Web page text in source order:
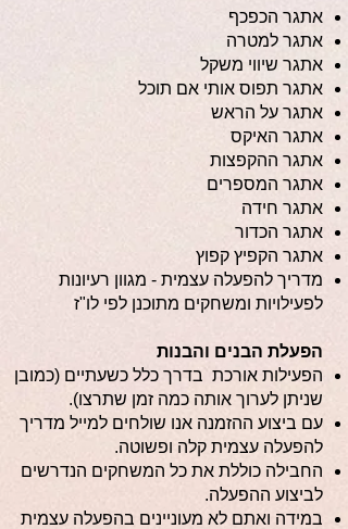
אתגר הכפכף
אתגר למטרה
אתגר שיווי משקל
אתגר תפוס אותי אם תוכל
אתגר על הראש
אתגר האיקס
אתגר ההקפצות
אתגר המספרים
אתגר חידה
אתגר הכדור
אתגר הקפיץ קפוץ
מדריך להפעלה עצמית - מגוון רעיונות
לפעילויות ומשחקים מתוכנן לפי לו"ז
הפעלת הבנים והבנות
הפעילות אורכת בדרך כלל כשעתיים (כמובן
שניתן לערוך אותה כמה זמן שתרצו).
עם ביצוע ההזמנה אנו שולחים למייל מדריך
להפעלה עצמית קלה ופשוטה.
החבילה כוללת את כל המשחקים הנדרשים
לביצוע ההפעלה.
במידה ואתם לא מעוניינים בהפעלה עצמית